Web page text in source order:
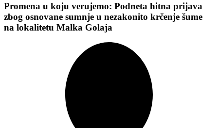
Promena u koju verujemo: Podneta hitna prijava
zbog osnovane sumnje u nezakonito krčenje šume
na lokalitetu Malka Golaja